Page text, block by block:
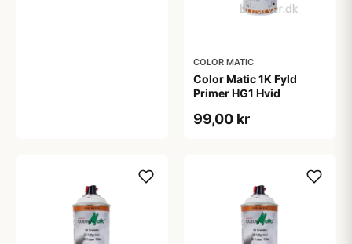
COLOR MATIC
Color Matic 1K Fyld
Primer HG1 Hvid
99,00 kr